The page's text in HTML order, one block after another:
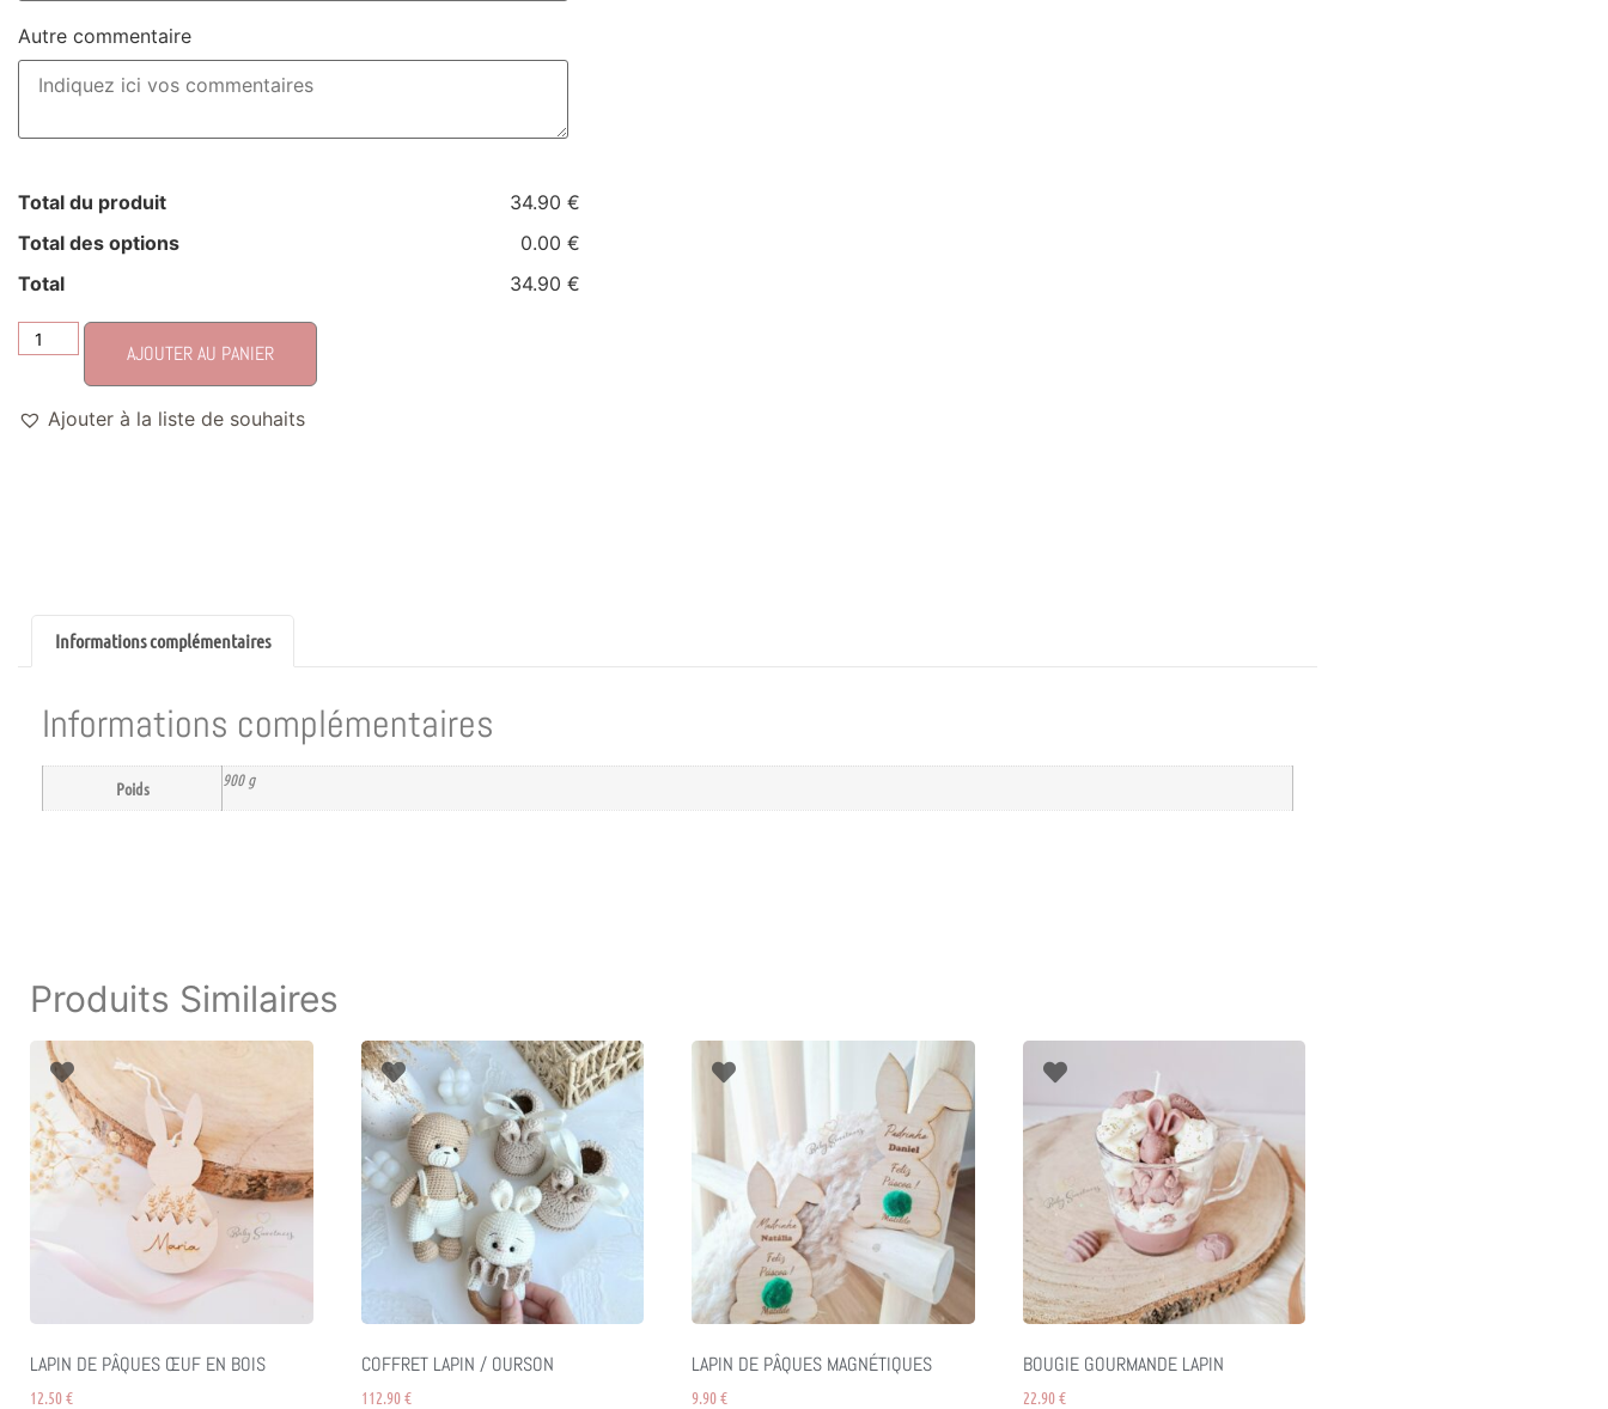
Autre commentaire
Total du produit
34.90 €
Total des options
0.00 €
Total
34.90 €
AJOUTER AU PANIER
Ajouter à la liste de souhaits
Informations complémentaires
Informations complémentaires
Poids 900 g
Produits Similaires
LAPIN DE PÂQUES ŒUF EN BOIS
12.50€
COFFRET LAPIN / OURSON
112.90€
LAPIN DE PÂQUES MAGNÉTIQUES
9.90€
BOUGIE GOURMANDE LAPIN
22.90€